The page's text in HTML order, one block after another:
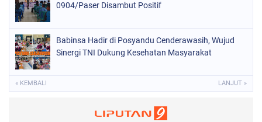
0904/Paser Disambut Positif
Babinsa Hadir di Posyandu Cenderawasih, Wujud
Sinergi TNI Dukung Kesehatan Masyarakat
« KEMBALI LANJUT »